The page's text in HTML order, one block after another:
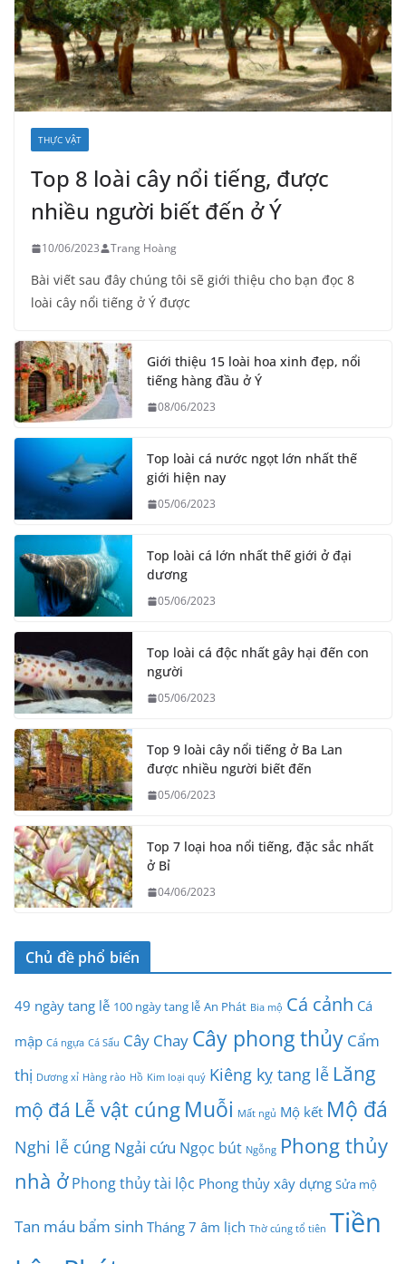
THỰC VẬT
Top 8 loài cây nổi tiếng, được
nhiều người biết đến ở Ý
10/06/2023 Trang Hoàng
Bài viết sau đây chúng tôi sẽ giới thiệu cho bạn đọc 8
loài cây nổi tiếng ở Ý được
Giới thiệu 15 loài hoa xinh đẹp, nổi
tiếng hàng đầu ở Ý
08/06/2023
Top loài cá nước ngọt lớn nhất thế
giới hiện nay
05/06/2023
Top loài cá lớn nhất thế giới ở đại
dương
05/06/2023
Top loài cá độc nhất gây hại đến con
người
05/06/2023
Top 9 loài cây nổi tiếng ở Ba Lan
được nhiều người biết đến
05/06/2023
Top 7 loại hoa nổi tiếng, đặc sắc nhất
ở Bỉ
04/06/2023
Chủ đề phổ biến
49 ngày tang lễ 100 ngày tang lễ An Phát Bia mộ Cá cảnh Cá
mập Cá ngựa Cá Sấu Cây Chay Cây phong thủy Cẩm
thị Dương xỉ Hàng rào Hồ Kim loại quý Kiêng kỵ tang lễ Lăng
mộ đá Lễ vật cúng Muỗi Mất ngủ Mộ kết Mộ đá
Nghi lễ cúng Ngải cứu Ngọc bút Ngỗng Phong thủy
nhà ở Phong thủy tài lộc Phong thủy xây dựng Sửa mộ
Tan máu bẩm sinh Tháng 7 âm lịch Thờ cúng tổ tiên Tiền